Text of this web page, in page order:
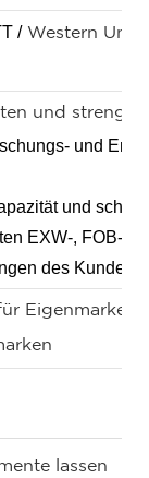
/ Western
und strenge
und
und
EXW-, FOB-
des Kunden
Eigenmarken,
lassen